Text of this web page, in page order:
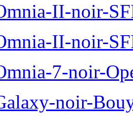
II-noir-
II-noir-
7-noir-
noir-